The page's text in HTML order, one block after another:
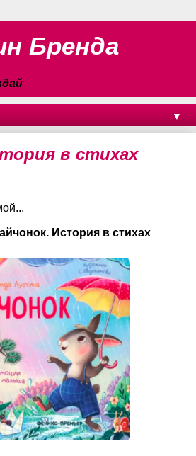
Бренда
▼
в стихах
История в стихах